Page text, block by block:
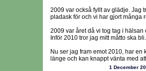
2009 var också fyllt av glädje. Jag
pladask för och vi har gjort många
2009 var året då vi tog tag i
Inför 2010 tror jag mitt måtto ska
Nu ser jag fram emot 2010, har
länge och kan knappt vänta med
1 December